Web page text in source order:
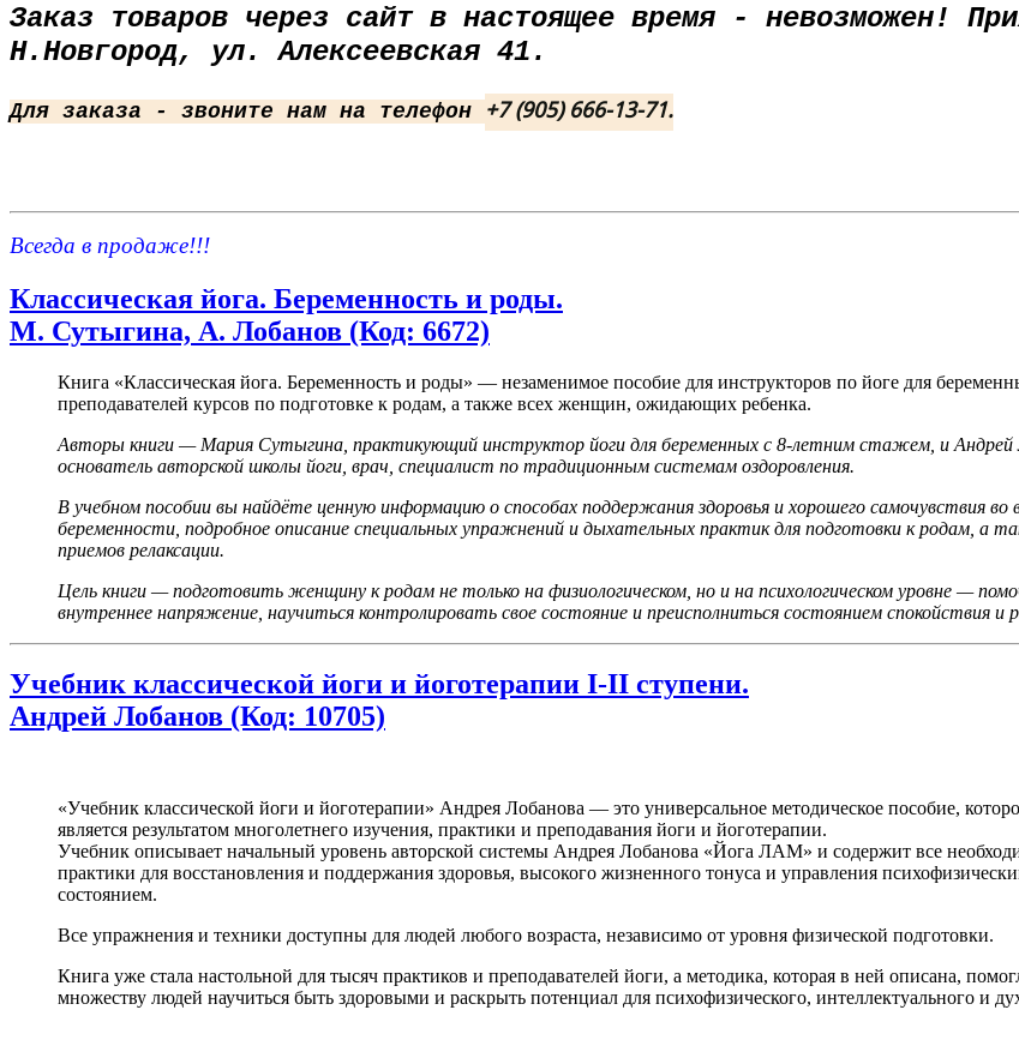
Заказ товаров через сайт в настоящее время - невозможен!
Н.Новгород, ул. Алексеевская 41.
Для заказа - звоните нам на телефон +7 (905) 666-13-71.
Всегда в продаже!!!
Классическая йога. Беременность и роды.
М. Сутыгина, А. Лобанов (Код: 6672)
Книга «Классическая йога. Беременность и роды» — незаменимое пособие для инструкторов по йоге для
преподавателей курсов по подготовке к родам, а также всех женщин, ожидающих ребенка.
Авторы книги — Мария Сутыгина, практикующий инструктор йоги для беременных с 8-летним стажем, и Андрей
основатель авторской школы йоги, врач, специалист по традиционным системам оздоровления.
В учебном пособии вы найдёте ценную информацию о способах поддержания здоровья и хорошего самочувствия во
беременности, подробное описание специальных упражнений и дыхательных практик для подготовки к родам, а
приемов релаксации.
Цель книги — подготовить женщину к родам не только на физиологическом, но и на психологическом уровне —
внутреннее напряжение, научиться контролировать свое состояние и преисполниться состоянием спокойствия и
Учебник классической йоги и йоготерапии I-II ступени.
Андрей Лобанов (Код: 10705)
«Учебник классической йоги и йоготерапии» Андрея Лобанова — это универсальное методическое пособие,
является результатом многолетнего изучения, практики и преподавания йоги и йоготерапии.
Учебник описывает начальный уровень авторской системы Андрея Лобанова «Йога ЛАМ» и содержит все
практики для восстановления и поддержания здоровья, высокого жизненного тонуса и управления
состоянием.
Все упражнения и техники доступны для людей любого возраста, независимо от уровня физической подготовки.
Книга уже стала настольной для тысяч практиков и преподавателей йоги, а методика, которая в ней описана,
множеству людей научиться быть здоровыми и раскрыть потенциал для психофизического, интеллектуального и